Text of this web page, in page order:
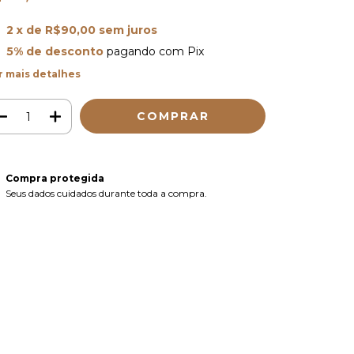
2 x de R$90,00 sem juros
5% de descontopagando com Pix
mais detalhes
Compra protegida
Seus dados cuidados durante toda a compra.